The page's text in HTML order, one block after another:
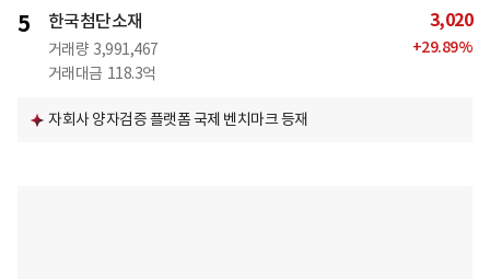
5 한국첨단소재
거래량 3,991,467
거래대금 118.3억
3,020
+29.89%
자회사 양자검증 플랫폼 국제 벤치마크 등재